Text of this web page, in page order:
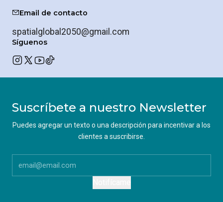
Email de contacto
spatialglobal2050@gmail.com
Síguenos
Suscríbete a nuestro Newsletter
Puedes agregar un texto o una descripción para incentivar a los
clientes a suscribirse.